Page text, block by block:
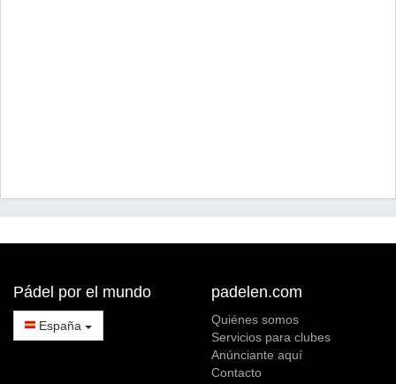
Pádel por el mundo
España
padelen.com
Quiénes somos
Servicios para clubes
Anúnciante aquí
Contacto